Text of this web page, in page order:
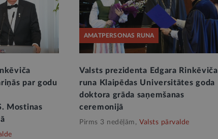
par godu
Mostinas
AMATPERSONAS RUNA
Valsts prezidenta Edgara Rinkēviča
runa Klaipēdas Universitātes goda
doktora grāda saņemšanas
ceremonijā
Pirms 3 nedēļām, Valsts pārvalde